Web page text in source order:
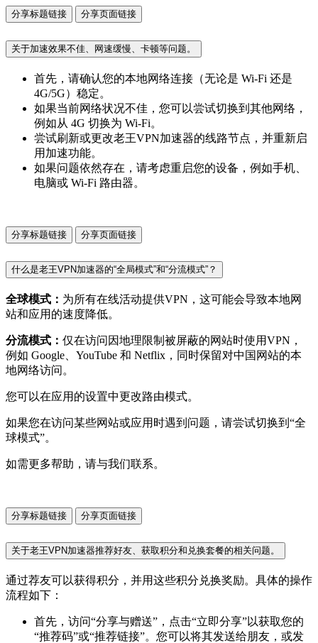
分享标题链接 分享页面链接
关于加速效果不佳、网速缓慢、卡顿等问题。
首先，请确认您的本地网络连接（无论是 Wi-Fi 还是
4G/5G）稳定。
如果当前网络状况不佳，您可以尝试切换到其他网络，
例如从 4G 切换为 Wi-Fi。
尝试刷新或更改老王VPN加速器的线路节点，并重新启
用加速功能。
如果问题依然存在，请考虑重启您的设备，例如手机、
电脑或 Wi-Fi 路由器。
分享标题链接 分享页面链接
什么是老王VPN加速器的“全局模式”和“分流模式”？
全球模式： 为所有在线活动提供VPN，这可能会导致本地网
站和应用的速度降低。
分流模式： 仅在访问因地理限制被屏蔽的网站时使用VPN，
例如 Google、YouTube 和 Netflix，同时保留对中国网站的本
地网络访问。
您可以在应用的设置中更改路由模式。
如果您在访问某些网站或应用时遇到问题，请尝试切换到“全
球模式”。
如需更多帮助，请与我们联系。
分享标题链接 分享页面链接
关于老王VPN加速器推荐好友、获取积分和兑换套餐的相关问题。
通过荐友可以获得积分，并用这些积分兑换奖励。具体的操作
流程如下：
首先，访问“分享与赠送”，点击“立即分享”以获取您的
“推荐码”或“推荐链接”。您可以将其发送给朋友，或发